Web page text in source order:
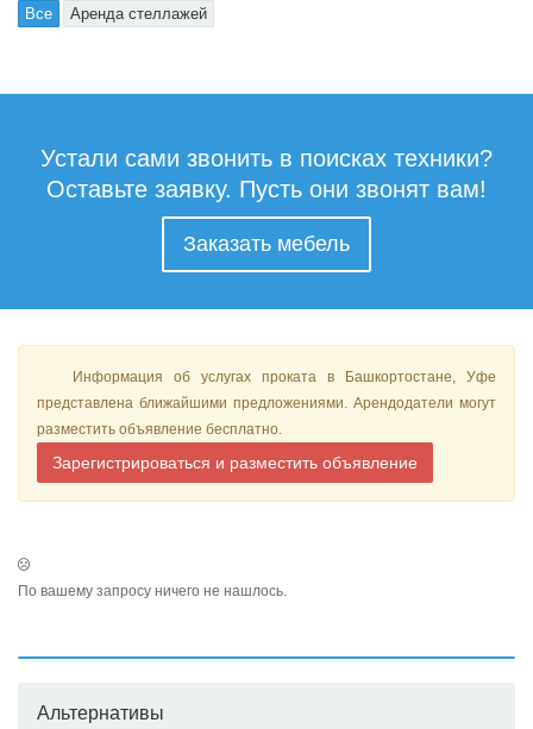
Все Аренда стеллажей
Устали сами звонить в поисках техники?
Оставьте заявку. Пусть они звонят вам!
Заказать мебель
Информация об услугах проката в Башкортостане, Уфе
представлена ближайшими предложениями. Арендодатели могут
разместить объявление бесплатно.
Зарегистрироваться и разместить объявление
По вашему запросу ничего не нашлось.
Альтернативы